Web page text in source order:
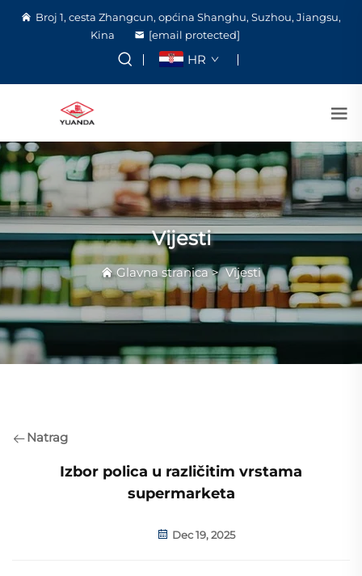
Broj 1, cesta Zhangcun, općina Shanghu, Suzhou, Jiangsu,
Kina
[email protected]
HR
Vijesti
Glavna stranica>Vijesti
Natrag
Izbor polica u različitim vrstama
supermarketa
Dec 19, 2025